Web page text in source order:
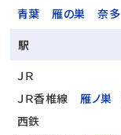
青葉
雁の巣 奈多
駅
ＪＲ
ＪＲ香椎線
雁ノ巣
西鉄